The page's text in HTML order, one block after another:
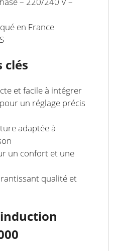
en France
clés
et facile à intégrer
un réglage précis
adaptée à
un confort et une
qualité et